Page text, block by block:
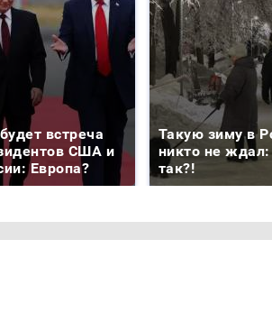
встреча
США и
Европа?
Такую зиму в
никто не
так?!